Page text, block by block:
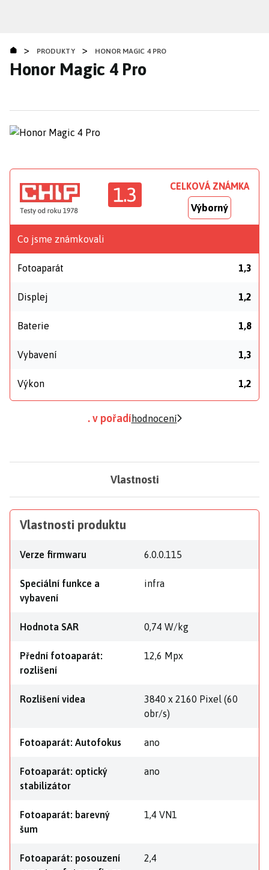
obsahu
> PRODUKTY > HONOR MAGIC 4 PRO
Honor Magic 4 Pro
1.3 CELKOVÁ ZNÁMKA
Výborný
Co jsme známkovali
Fotoaparát 1,3
Displej 1,2
Baterie 1,8
Vybavení 1,3
Výkon 1,2
. v pořadí hodnocení
Vlastnosti
Vlastnosti produktu
Verze firmwaru 6.0.0.115
Speciální funkce a
vybavení
infra
Hodnota SAR 0,74 W/kg
Přední fotoaparát:
rozlišení
12,6 Mpx
Rozlišení videa
3840 x 2160 Pixel (60
obr/s)
Fotoaparát: Autofokus ano
Fotoaparát: optický
stabilizátor
ano
Fotoaparát: barevný
šum
1,4 VN1
Fotoaparát: posouzení
2,4